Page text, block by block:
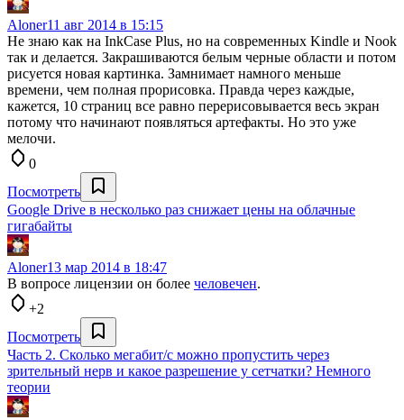
Aloner11 авг 2014 в 15:15
Не знаю как на InkCase Plus, но на современных Kindle и Nook
так и делается. Закрашиваются белым черные области и потом
рисуется новая картинка. Замнимает намного меньше
времени, чем полная прорисовка. Правда через каждые,
кажется, 10 страниц все равно перерисовывается весь экран
потому что начинают появляться артефакты. Но это уже
мелочи.
0
Посмотреть
Google Drive в несколько раз снижает цены на облачные
гигабайты
Aloner13 мар 2014 в 18:47
В вопросе лицензии он более человечен.
+2
Посмотреть
Часть 2. Сколько мегабит/с можно пропустить через
зрительный нерв и какое разрешение у сетчатки? Немного
теории